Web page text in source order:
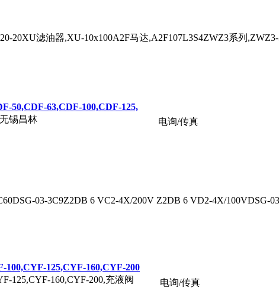
20XU滤油器,XU-10x100A2F马达,A2F107L3S4ZWZ3系列
50,CDF-63,CDF-100,CDF-125,
锡昌林
电询/传真
03-3C9Z2DB 6 VC2-4X/200V Z2DB 6 VD2-4X/100VDSG-
125,CYF-160,CYF-200
125,CYF-160,CYF-200,充液阀
电询/传真